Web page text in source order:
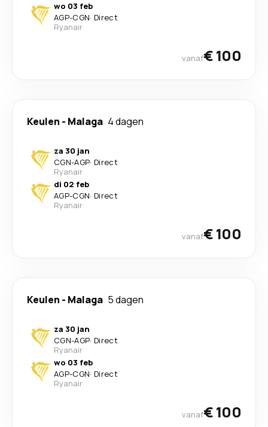
wo 03 feb
AGP-CGN· Direct
Ryanair
vanaf€ 100
Keulen - Malaga 4 dagen
za 30 jan
CGN-AGP· Direct
Ryanair
di 02 feb
AGP-CGN· Direct
Ryanair
vanaf€ 100
Keulen - Malaga 5 dagen
za 30 jan
CGN-AGP· Direct
Ryanair
wo 03 feb
AGP-CGN· Direct
Ryanair
vanaf€ 100